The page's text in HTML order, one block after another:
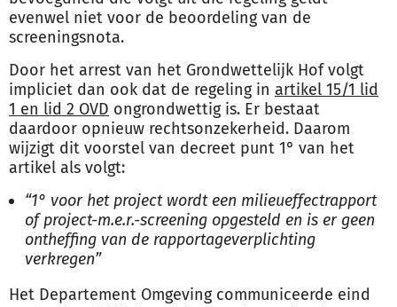
evenwel niet voor de beoordeling van de
screeningsnota.
Door het arrest van het Grondwettelijk Hof volgt
impliciet dan ook dat de regeling in artikel 15/1 lid
1 en lid 2 OVD ongrondwettig is. Er bestaat
daardoor opnieuw rechtsonzekerheid. Daarom
wijzigt dit voorstel van decreet punt 1° van het
artikel als volgt:
“1° voor het project wordt een milieueffectrapport
of project-m.e.r.-screening opgesteld en is er geen
ontheffing van de rapportageverplichting
verkregen”
Het Departement Omgeving communiceerde eind